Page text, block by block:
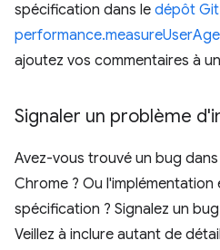
spécification dans le dépôt
ajoutez vos commentaires à
Signaler un problème
Avez-vous trouvé un bug
Chrome ? Ou
spécification ? Signalez un
Veillez à inclure autant de